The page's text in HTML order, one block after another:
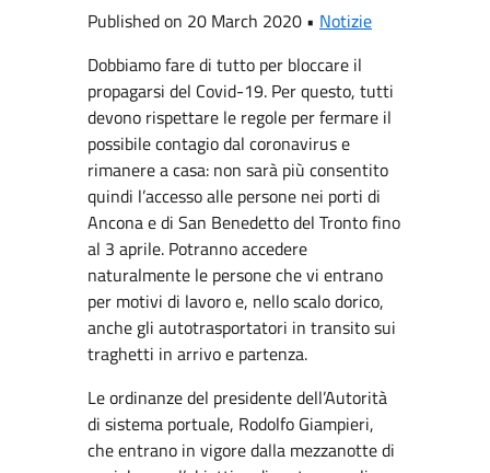
Published on 20 March 2020 • Notizie
Dobbiamo fare di tutto per bloccare il
propagarsi del Covid-19. Per questo, tutti
devono rispettare le regole per fermare il
possibile contagio dal coronavirus e
rimanere a casa: non sarà più consentito
quindi l’accesso alle persone nei porti di
Ancona e di San Benedetto del Tronto fino
al 3 aprile. Potranno accedere
naturalmente le persone che vi entrano
per motivi di lavoro e, nello scalo dorico,
anche gli autotrasportatori in transito sui
traghetti in arrivo e partenza.
Le ordinanze del presidente dell’Autorità
di sistema portuale, Rodolfo Giampieri,
che entrano in vigore dalla mezzanotte di